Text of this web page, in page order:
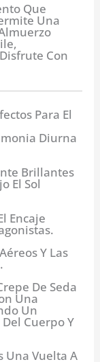
Que
Una
Con
Para El
Diurna
Brillantes
El Sol
Encaje
Y Las
De Seda
Una
Un
Cuerpo Y
Una Vuelta A